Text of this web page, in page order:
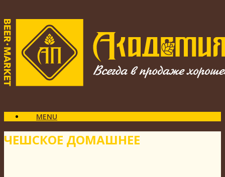
MENU
ЧЕШСКОЕ ДОМАШНЕЕ